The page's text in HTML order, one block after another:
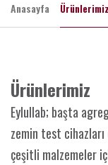
Anasayfa Ürünlerimiz
Ürünlerimiz
Eylullab; başta
zemin test
çeşitli malzemeler